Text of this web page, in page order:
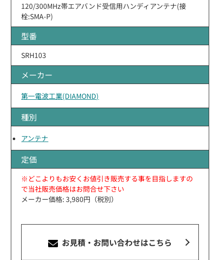
120/300MHz帯エアバンド受信用ハンディアンテナ(接
栓:SMA-P)
型番
SRH103
メーカー
第一電波工業(DIAMOND)
種別
アンテナ
定価
※どこよりもお安くお値引き販売する事を目指しますの
で当社販売価格はお問合せ下さい
メーカー価格: 3,980円（税別）
お見積・お問い合わせはこちら